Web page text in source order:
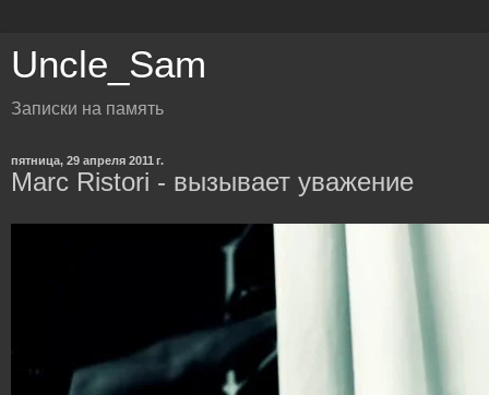
Uncle_Sam
Записки на память
пятница, 29 апреля 2011 г.
Marc Ristori - вызывает уважение